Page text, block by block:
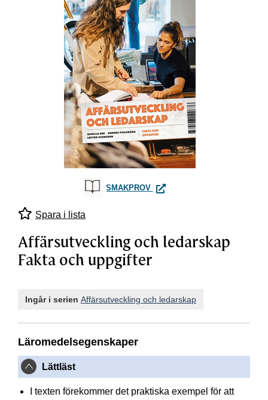
SMAKPROV AFFÄRSUTVECKLING OCH
Spara i lista
Affärsutveckling och ledarskap
Fakta och uppgifter
Ingår i serien Affärsutveckling och ledarskap
Läromedelsegenskaper
Lättläst
I texten förekommer det praktiska exempel för att